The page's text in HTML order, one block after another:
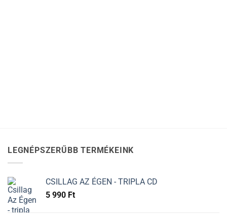
LEGNÉPSZERŰBB TERMÉKEINK
CSILLAG AZ ÉGEN - TRIPLA CD
5 990 Ft